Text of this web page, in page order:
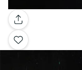
Galerie